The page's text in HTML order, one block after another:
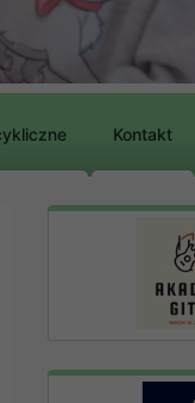
Kontakt